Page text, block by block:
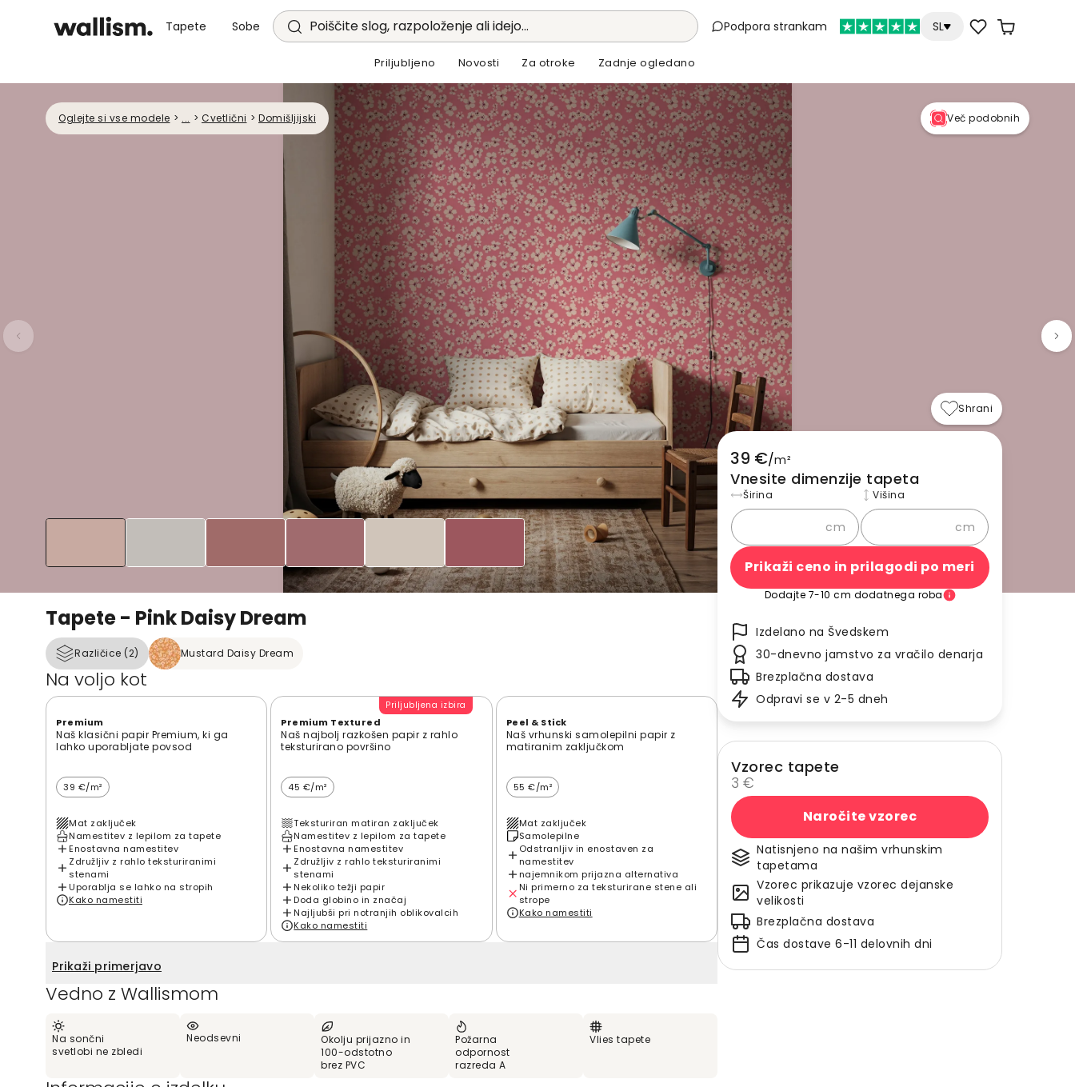
Tapete Sobe Poiščite slog, razpoloženje ali idejo... Podpora strankam SL
Priljubljeno Novosti Za otroke Zadnje ogledano
Oglejte si vse modele > ... > Cvetlični > Domišljijski Več podobnih
Tapete - Pink Daisy Dream
Različice (2) Mustard Daisy Dream
Na voljo kot
Premium
Naš klasični papir Premium, ki ga
lahko uporabljate povsod
39 €/m²
Mat zaključek
Namestitev z lepilom za tapete
Enostavna namestitev
Združljiv z rahlo teksturiranimi
stenami
Uporablja se lahko na stropih
Kako namestiti
Priljubljena izbira
Premium Textured
Naš najbolj razkošen papir z rahlo
teksturirano površino
45 €/m²
Teksturiran matiran zaključek
Namestitev z lepilom za tapete
Enostavna namestitev
Združljiv z rahlo teksturiranimi
stenami
Nekoliko težji papir
Doda globino in značaj
Najljubši pri notranjih oblikovalcih
Kako namestiti
Peel & Stick
Naš vrhunski samolepilni papir z
matiranim zaključkom
55 €/m²
Mat zaključek
Samolepilne
Odstranljiv in enostaven za
namestitev
najemnikom prijazna alternativa
Ni primerno za teksturirane stene ali
strope
Kako namestiti
Prikaži primerjavo
Vedno z Wallismom
Na sončni
svetlobi ne zbledi
Neodsevni
Okolju prijazno in
100-odstotno
brez PVC
Požarna
odpornost
razreda A
Vlies tapete
Shrani
39 €/m²
Vnesite dimenzije tapeta
Širina
cm
Višina
cm
Prikaži ceno in prilagodi po meri
Dodajte 7-10 cm dodatnega roba
Izdelano na Švedskem
30-dnevno jamstvo za vračilo denarja
Brezplačna dostava
Odpravi se v 2-5 dneh
Vzorec tapete
3 €
Naročite vzorec
Natisnjeno na našim vrhunskim
tapetama
Vzorec prikazuje vzorec dejanske
velikosti
Brezplačna dostava
Čas dostave 6-11 delovnih dni